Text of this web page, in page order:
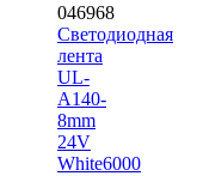
046968
Светодиодная
лента
UL-
A140-
8mm
24V
White6000